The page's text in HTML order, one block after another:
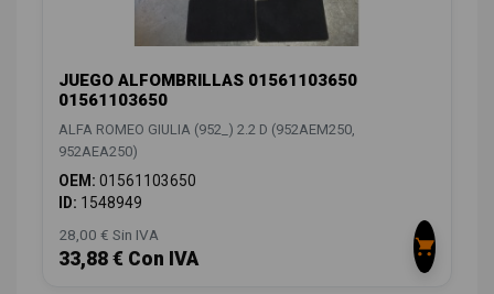
JUEGO ALFOMBRILLAS 01561103650
01561103650
ALFA ROMEO GIULIA (952_) 2.2 D (952AEM250,
952AEA250)
OEM: 01561103650
ID: 1548949
28,00 € Sin IVA
33,88 € Con IVA